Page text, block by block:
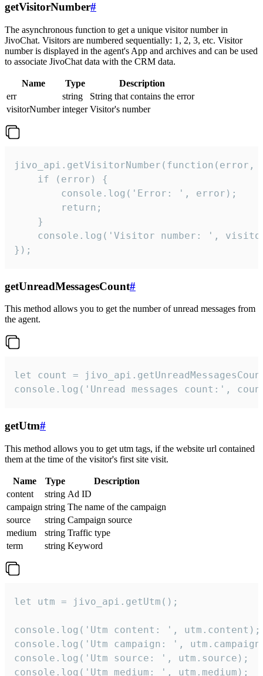
getVisitorNumber#
The asynchronous function to get a unique visitor number in
JivoChat. Visitors are numbered sequentially: 1, 2, 3, etc. Visitor
number is displayed in the agent's App and archives and can be used
to associate JivoChat data with the CRM data.
Name Type
Description
err
string
String that contains the error
visitorNumber integer Visitor's number
jivo_api.getVisitorNumber(function(error,
    if (error) {
        console.log('Error: ', error);
        return;
    }
console.log('Visitor number: ',
});
getUnreadMessagesCount#
This method allows you to get the number of unread messages from
the agent.
let count =
console.log('Unread messages count:',
getUtm#
This method allows you to get utm tags, if the website url contained
them at the time of the visitor's first site visit.
Name Type
Description
content
string Ad ID
campaign string The name of the campaign
source
string Campaign source
medium
string Traffic type
term
string Keyword
let utm = jivo_api.getUtm();
console.log('Utm content: ', utm.content);
console.log('Utm campaign: ',
console.log('Utm source: ', utm.source);
console.log('Utm medium: ', utm.medium);